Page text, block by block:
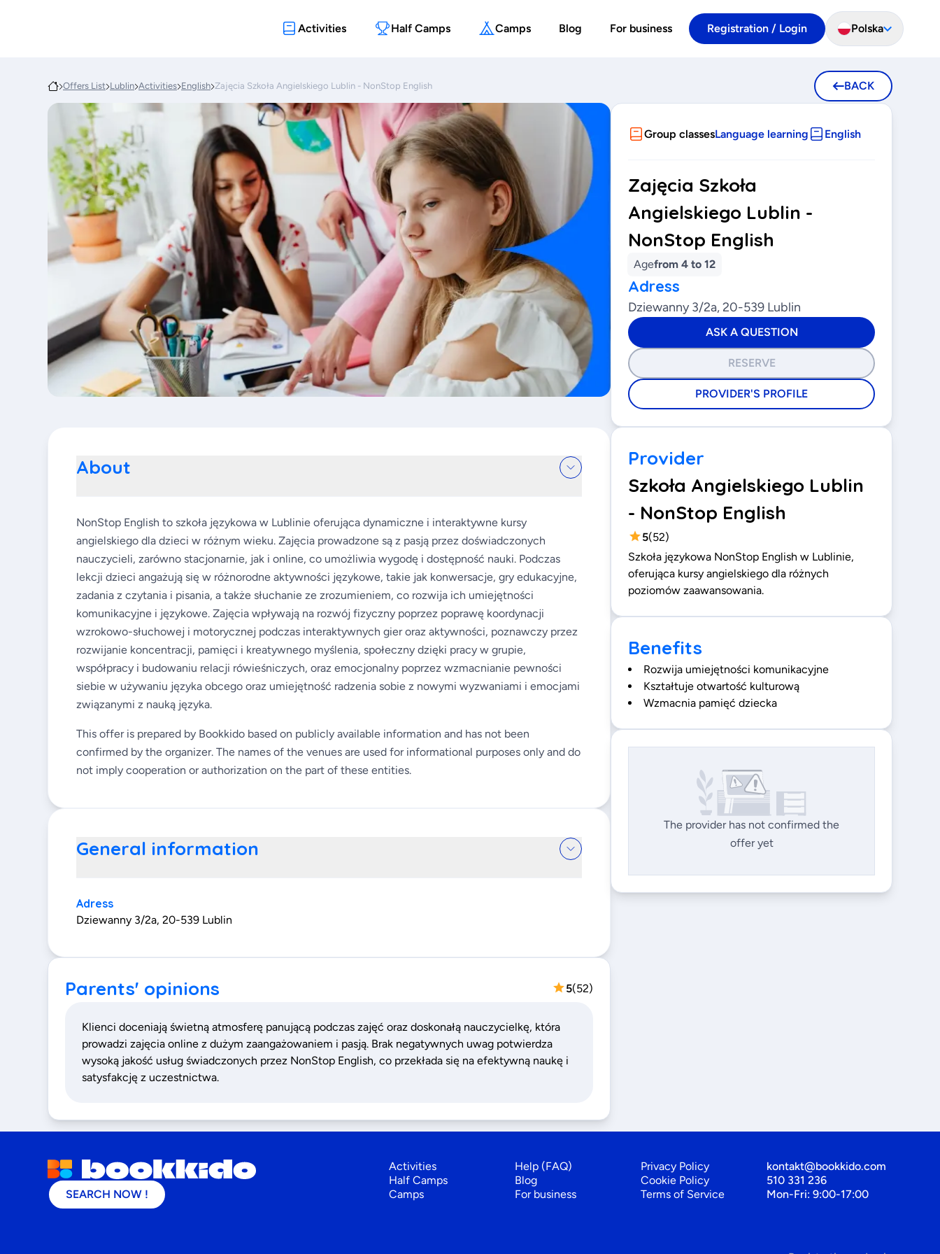
Activities Half Camps Camps Blog For business Registration / Login Polska
Offers List Lublin Activities English Zajęcia Szkoła Angielskiego Lublin - NonStop English BACK
Group classesLanguage learning English
Zajęcia Szkoła
Angielskiego Lublin -
NonStop English
Agefrom 4 to 12
Adress
Dziewanny 3/2a, 20-539 Lublin
ASK A QUESTION
RESERVE
PROVIDER'S PROFILE
About
NonStop English to szkoła językowa w Lublinie oferująca dynamiczne i interaktywne kursy
angielskiego dla dzieci w różnym wieku. Zajęcia prowadzone są z pasją przez doświadczonych
nauczycieli, zarówno stacjonarnie, jak i online, co umożliwia wygodę i dostępność nauki. Podczas
lekcji dzieci angażują się w różnorodne aktywności językowe, takie jak konwersacje, gry edukacyjne,
zadania z czytania i pisania, a także słuchanie ze zrozumieniem, co rozwija ich umiejętności
komunikacyjne i językowe. Zajęcia wpływają na rozwój fizyczny poprzez poprawę koordynacji
wzrokowo-słuchowej i motorycznej podczas interaktywnych gier oraz aktywności, poznawczy przez
rozwijanie koncentracji, pamięci i kreatywnego myślenia, społeczny dzięki pracy w grupie,
współpracy i budowaniu relacji rówieśniczych, oraz emocjonalny poprzez wzmacnianie pewności
siebie w używaniu języka obcego oraz umiejętność radzenia sobie z nowymi wyzwaniami i emocjami
związanymi z nauką języka.
This offer is prepared by Bookkido based on publicly available information and has not been
confirmed by the organizer. The names of the venues are used for informational purposes only and do
not imply cooperation or authorization on the part of these entities.
General information
Adress
Dziewanny 3/2a, 20-539 Lublin
Parents' opinions 5(52)
Klienci doceniają świetną atmosferę panującą podczas zajęć oraz doskonałą nauczycielkę, która
prowadzi zajęcia online z dużym zaangażowaniem i pasją. Brak negatywnych uwag potwierdza
wysoką jakość usług świadczonych przez NonStop English, co przekłada się na efektywną naukę i
satysfakcję z uczestnictwa.
Provider
Szkoła Angielskiego Lublin
- NonStop English
5(52)
Szkoła językowa NonStop English w Lublinie,
oferująca kursy angielskiego dla różnych
poziomów zaawansowania.
Benefits
Rozwija umiejętności komunikacyjne
Kształtuje otwartość kulturową
Wzmacnia pamięć dziecka
The provider has not confirmed the
offer yet
SEARCH NOW !
Activities
Half Camps
Camps
Help (FAQ)
Blog
For business
Privacy Policy
Cookie Policy
Terms of Service
kontakt@bookkido.com
510 331 236
Mon-Fri: 9:00-17:00